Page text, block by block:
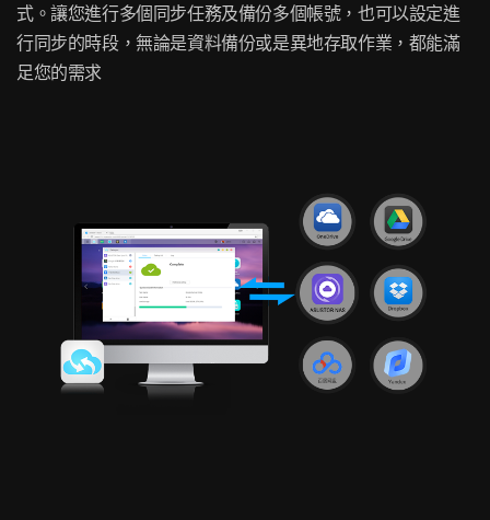
式。讓您進行多個同步任務及備份多個帳號，也可以設定進
行同步的時段，無論是資料備份或是異地存取作業，都能滿
足您的需求